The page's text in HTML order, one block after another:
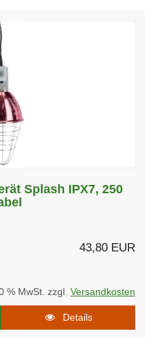
Splash IPX7, 250
43,80 EUR
% MwSt. zzgl. Versandkosten
Details